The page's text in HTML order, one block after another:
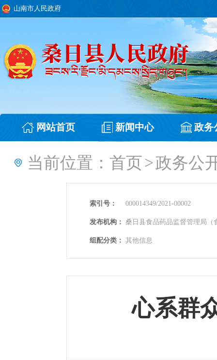
山南市人民政府
网站首页 新闻中心 政务
当前位置： 首页>政务公
索引号： 000014349/2021-00002
发布机构： 桑日县食品药品监督管理局（
组配分类： 其他信息
心系群